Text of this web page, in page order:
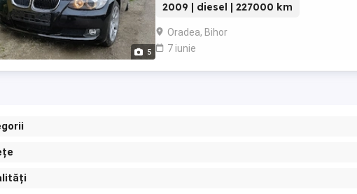
5
2009 | diesel | 227000 km
Oradea, Bihor
7 iunie